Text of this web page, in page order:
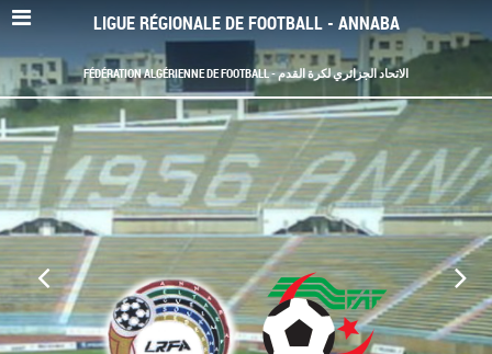
LIGUE RÉGIONALE DE FOOTBALL - ANNABA
FÉDÉRATION ALGÉRIENNE DE FOOTBALL - الاتحاد الجزائري لكرة القدم